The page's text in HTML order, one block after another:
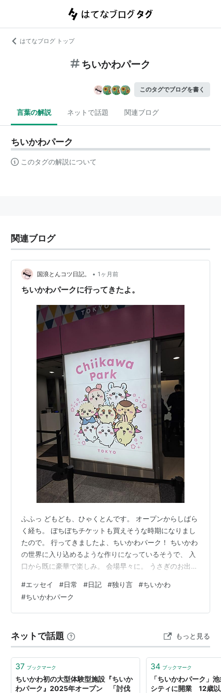
はてなブログ トップ
ちいかわパーク
このタグでブログを書く
言葉の解説 ネットで話題 関連ブログ
ちいかわパーク
このタグの解説について
関連ブログ
国浪とんコツ日記。 • 1ヶ月前
ちいかわパークに行ってきたよ。
ふふっ どもども、ひゃくとんです。 オープンからしばら
く経ち。 ぼちぼちチケットも買えそうな時期になりまし
たので。 行ってきましたよ、ちいかわパーク！ ちいかわ
の世界に入り込めるような作りになっているそうで、 入
口から既に豪華で楽しみ。 会場早々に。 うさぎのお出迎
面で彩られたエントランス。 撮れなかったんですが、入
口は「あのこ」ちゃんがお出迎え。 入り口をくぐると、
ちいかわパーク限定のウェルカムムービー。 これがもう
ちゃん、大きくなったねえ……(´；ω；｀) 入場口はまさ
かの。 目覚まし…
#エッセイ #日常 #日記 #独り言 #ちいかわ
#ちいかわパーク
ネットで話題 もっと見る
37 ブックマーク
ちいかわ初の大型体験型施設『ちいか
わパーク』2025年オープン 「討伐
34 ブックマーク
「ちいかわパーク」
シティに開業 12歳